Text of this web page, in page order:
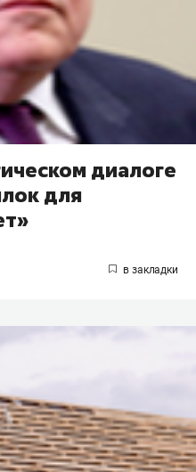
диалоге
для